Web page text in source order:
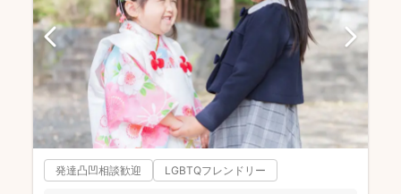
発達凸凹相談歓迎 LGBTQフレンドリー